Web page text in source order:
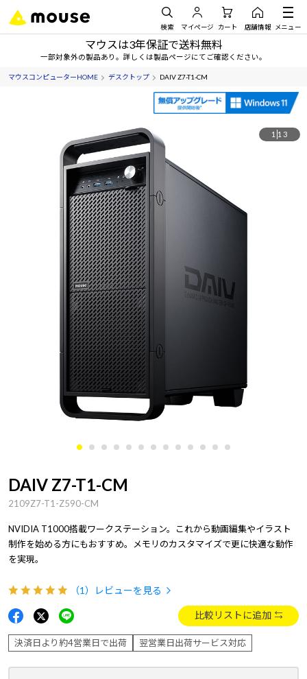
検索 マイページ カート 店舗情報 メニュー
マウスは3年保証で送料無料
一部対象外の製品あり。詳しくは製品ページにてご確認ください。
マウスコンピューターHOME デスクトップ DAIV Z7-T1-CM
1 13
DAIV Z7-T1-CM
2109Z7-T1-Z590-CM
NVIDIA T1000搭載ワークステーション。これから動画編集やイラスト
制作を始める方にもおすすめ。メモリのカスタマイズで更に快適な動作
を実現。
（1） レビューを見る
比較リストに追加
決済日より約4営業日で出荷 翌営業日出荷サービス対応